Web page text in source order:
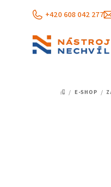
+420 608 042 277
DOMŮ
/ E-SHOP /